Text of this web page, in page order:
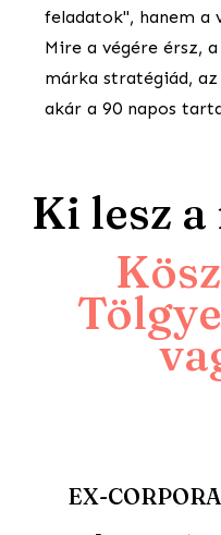
feladatok", hanem a
Mire a végére érsz,
márka stratégiád,
akár a 90 napos
Ki lesz
EX-